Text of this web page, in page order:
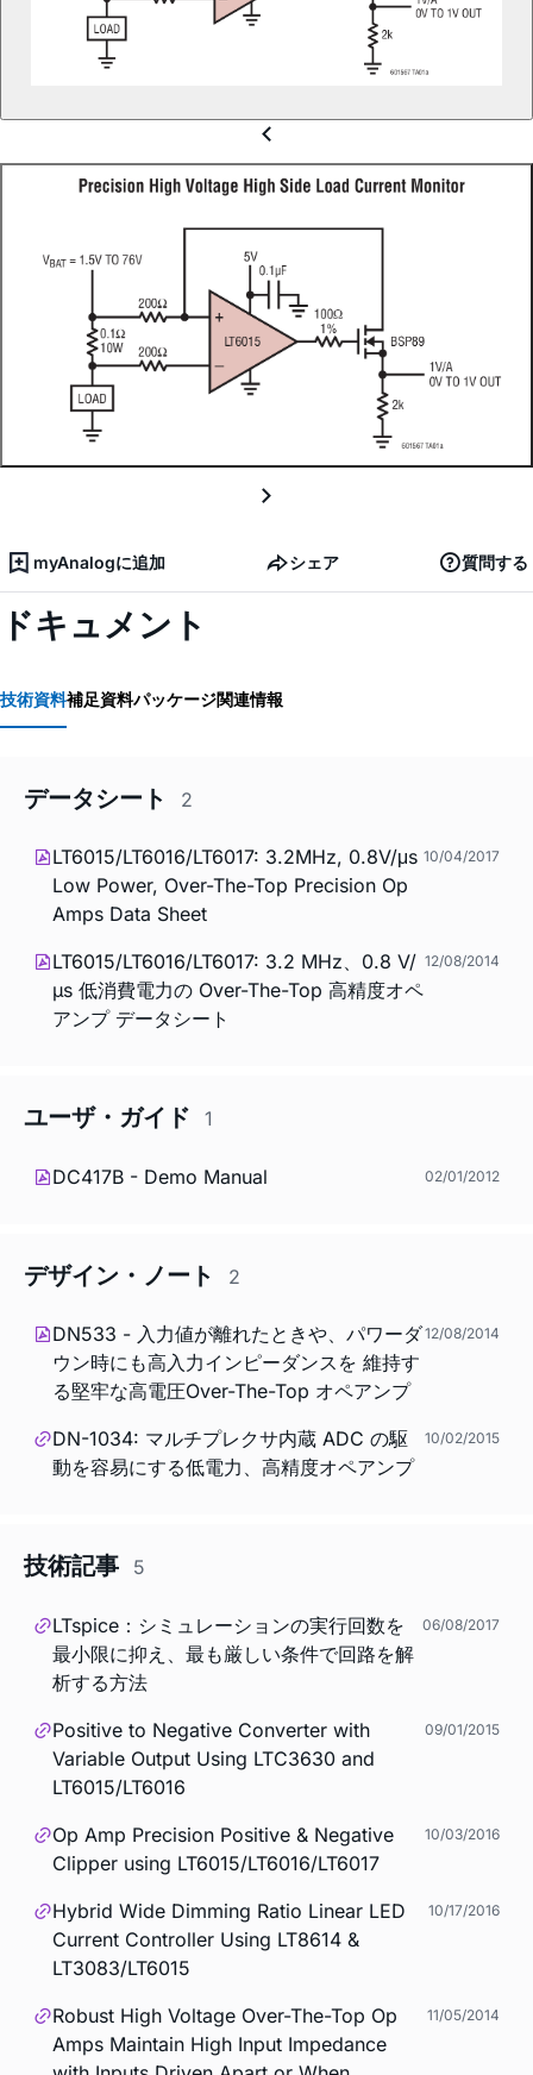
myAnalogに追加 シェア 質問する
ドキュメント
技術資料補足資料パッケージ関連情報
データシート 2
LT6015/LT6016/LT6017: 3.2MHz, 0.8V/μs
Low Power, Over-The-Top Precision Op
Amps Data Sheet
10/04/2017
LT6015/LT6016/LT6017: 3.2 MHz、0.8 V/
µs 低消費電力の Over-The-Top 高精度オペ
アンプ データシート
12/08/2014
ユーザ・ガイド 1
DC417B - Demo Manual 02/01/2012
デザイン・ノート 2
DN533 - 入力値が離れたときや、パワーダ
ウン時にも高入力インピーダンスを 維持す
る堅牢な高電圧Over-The-Top オペアンプ
12/08/2014
DN-1034: マルチプレクサ内蔵 ADC の駆
動を容易にする低電力、高精度オペアンプ
10/02/2015
技術記事 5
LTspice：シミュレーションの実行回数を
最小限に抑え、最も厳しい条件で回路を解
析する方法
06/08/2017
Positive to Negative Converter with
Variable Output Using LTC3630 and
LT6015/LT6016
09/01/2015
Op Amp Precision Positive & Negative
Clipper using LT6015/LT6016/LT6017
10/03/2016
Hybrid Wide Dimming Ratio Linear LED
Current Controller Using LT8614 &
LT3083/LT6015
10/17/2016
Robust High Voltage Over-The-Top Op
Amps Maintain High Input Impedance
11/05/2014